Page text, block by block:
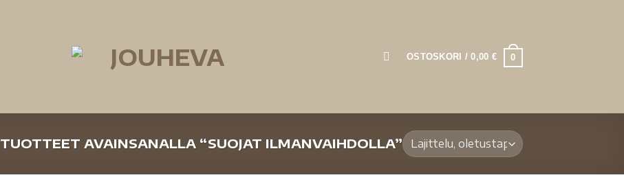
OSTOSKORI /0,00 € 0
TUOTTEET AVAINSANALLA “SUOJAT ILMANVAIHDOLLA”